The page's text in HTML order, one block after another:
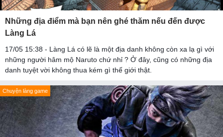
Những địa điểm mà bạn nên ghé thăm nếu đến được
Làng Lá
17/05 15:38 - Làng Lá có lẽ là một địa danh không còn xa lạ gì với
những người hâm mộ Naruto chứ nhỉ ? Ở đây, cũng có những địa
danh tuyệt vời không thua kém gì thế giới thật.
Chuyện làng game